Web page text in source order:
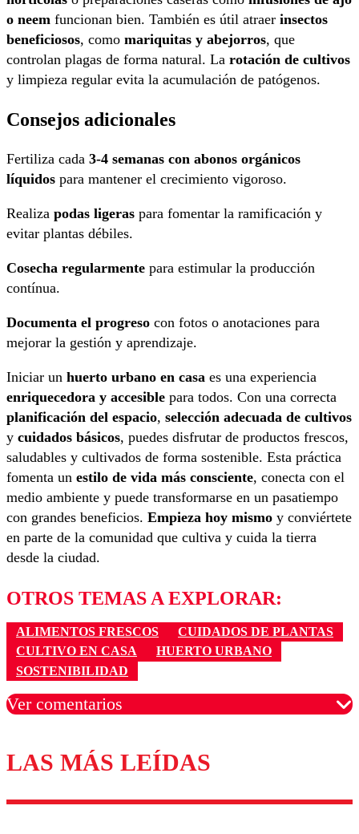
o neem funcionan bien. También es útil atraer insectos
beneficiosos, como mariquitas y abejorros, que
controlan plagas de forma natural. La rotación de cultivos
y limpieza regular evita la acumulación de patógenos.
Consejos adicionales
Fertiliza cada 3-4 semanas con abonos orgánicos
líquidos para mantener el crecimiento vigoroso.
Realiza podas ligeras para fomentar la ramificación y
evitar plantas débiles.
Cosecha regularmente para estimular la producción
contínua.
Documenta el progreso con fotos o anotaciones para
mejorar la gestión y aprendizaje.
Iniciar un huerto urbano en casa es una experiencia
enriquecedora y accesible para todos. Con una correcta
planificación del espacio, selección adecuada de cultivos
y cuidados básicos, puedes disfrutar de productos frescos,
saludables y cultivados de forma sostenible. Esta práctica
fomenta un estilo de vida más consciente, conecta con el
medio ambiente y puede transformarse en un pasatiempo
con grandes beneficios. Empieza hoy mismo y conviértete
en parte de la comunidad que cultiva y cuida la tierra
desde la ciudad.
OTROS TEMAS A EXPLORAR:
ALIMENTOS FRESCOS
CUIDADOS DE PLANTAS
CULTIVO EN CASA
HUERTO URBANO
SOSTENIBILIDAD
Ver comentarios
Los comentarios son moderados para garantizar un
diálogo respetuoso.
LAS MÁS LEÍDAS